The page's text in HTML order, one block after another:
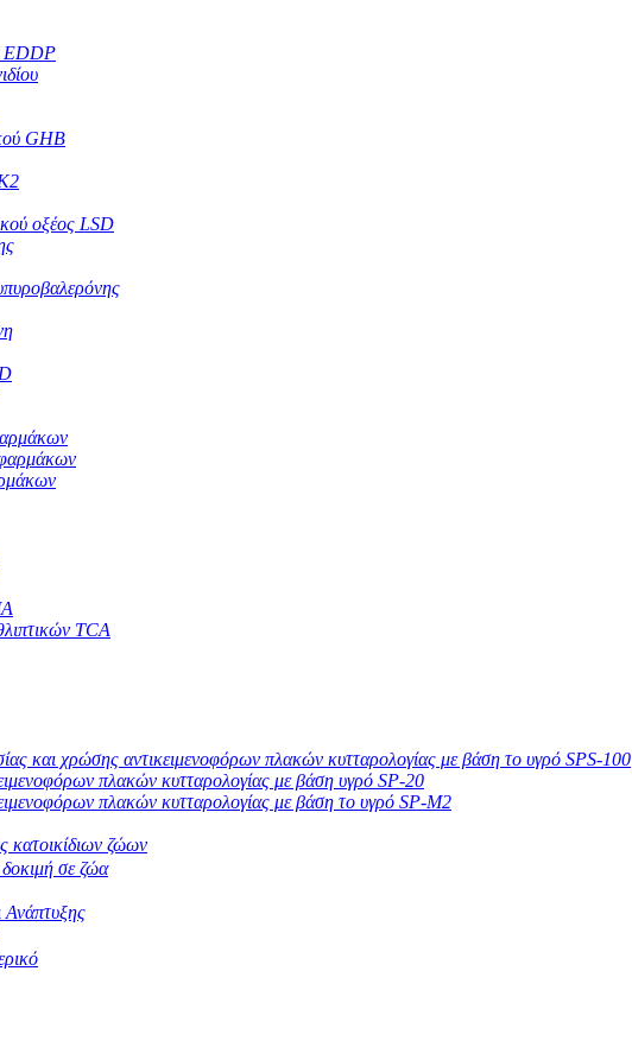
EDDP
GHB
οξέος LSD
TCA
και χρώσης αντικειμενοφόρων πλακών κυτταρολογίας με βάση το υγρό SPS-100
πλακών κυτταρολογίας με βάση υγρό SP-20
πλακών κυτταρολογίας με βάση το υγρό SP-M2
κατοικίδιων ζώων
δοκιμή σε ζώα